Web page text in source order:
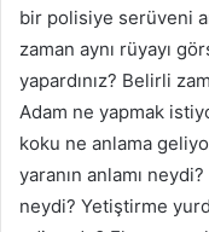
bir polisiye serüveni
zaman aynı rüyayı
yapardınız? Belirli
Adam ne yapmak
koku ne anlama
yaranın anlamı
neydi? Yetiştirme